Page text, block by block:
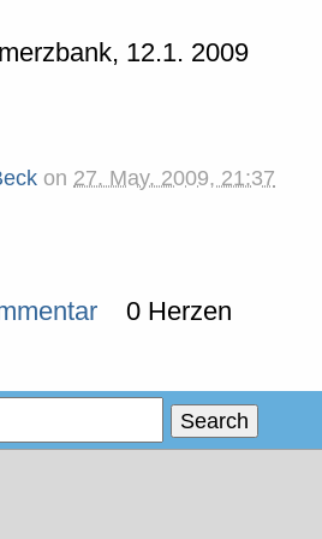
12.1. 2009
on 27. May. 2009, 21:37
0 Herzen